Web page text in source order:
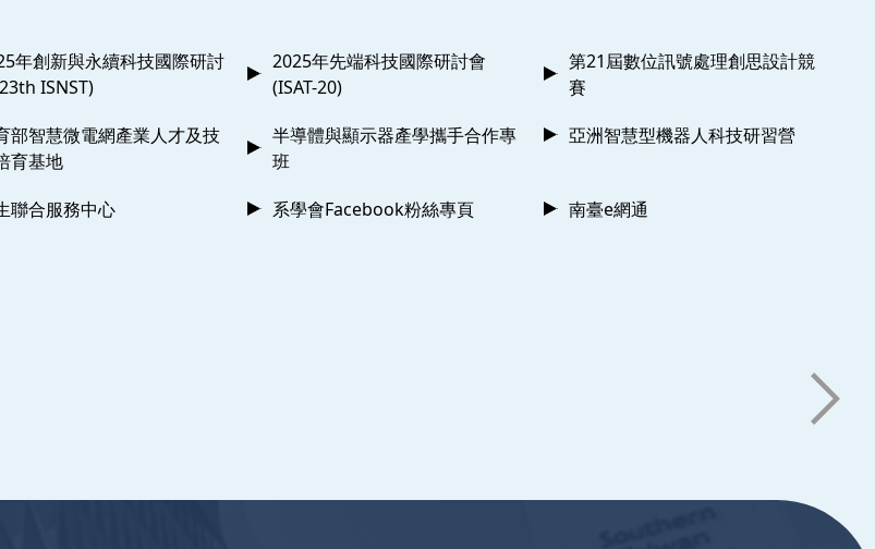
年創新與永續科技國際研討
ISNST)
2025年先端科技國際研討會
(ISAT-20)
第21屆數位訊號處理創思設計競
賽
部智慧微電網產業人才及技
育基地
半導體與顯示器產學攜手合作專
班
亞洲智慧型機器人科技研習營
聯合服務中心 系學會Facebook粉絲專頁 南臺e網通